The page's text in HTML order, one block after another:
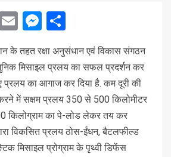
EmailMessenger
के तहत रक्षा अनुसंधान एवं विकास संगठन
मिसाइल प्रलय का सफल प्रदर्शन कर
प्रलय का आगाज कर दिया है. कम दूरी की
में सक्षम प्रलय 350 से 500 किलोमीटर
किलोग्राम का पे-लोड लेकर तय कर
विकसित प्रलय ठोस-ईंधन, बैटलफील्ड
मिसाइल प्रोग्राम के पृथ्वी डिफेंस